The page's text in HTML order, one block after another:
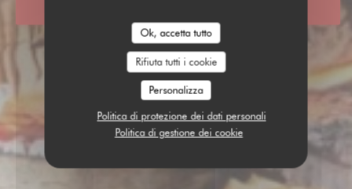
Ok, accetta tutto
Rifiuta tutti i cookie
Personalizza
Politica di protezione dei dati personali
Politica di gestione dei cookie